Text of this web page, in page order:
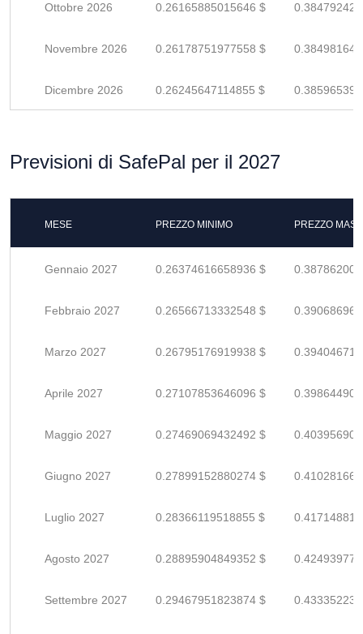
Ottobre 2026 0.26165885015646 $
Novembre 2026 0.26178751977558 $
Dicembre 2026 0.26245647114855 $
Previsioni di SafePal per il 2027
MESE PREZZO MINIMO PREZZO
Gennaio 2027 0.26374616658936 $
Febbraio 2027 0.26566713332548 $
Marzo 2027 0.26795176919938 $
Aprile 2027 0.27107853646096 $
Maggio 2027 0.27469069432492 $
Giugno 2027 0.27899152880274 $
Luglio 2027 0.28366119518855 $
Agosto 2027 0.28895904849352 $
Settembre 2027 0.29467951823874 $